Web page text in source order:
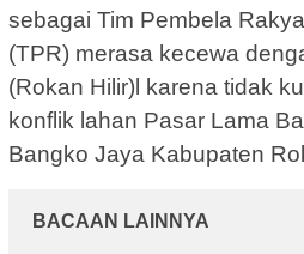
sebagai Tim Pembela
(TPR) merasa kecewa
(Rokan Hilir)l karena tidak
konflik lahan Pasar Lama
Bangko Jaya Kabupaten
BACAAN LAINNYA